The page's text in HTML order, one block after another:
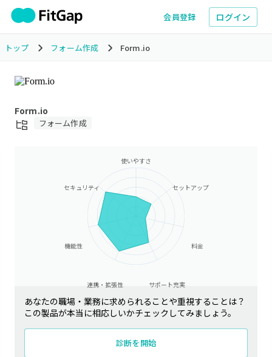
会員登録 ログイン
トップ フォーム作成 Form.io
Form.io
フォーム作成
使いやすさ
セットアップ
料金
サポート充実
連携・拡張性
機能性
セキュリティ
あなたの職場・業務に求められることや重視することは？
この製品が本当に相応しいかチェックしてみましょう。
診断を開始